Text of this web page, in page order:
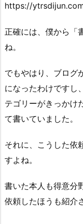
https://
正確には、僕から「
ね。
でもやはり、ブログ
になったわけですし
テゴリーがきっかけ
て書いていました。
それに、こうした依
すよね。
書いた本人も得意分
依頼したほうも紹介